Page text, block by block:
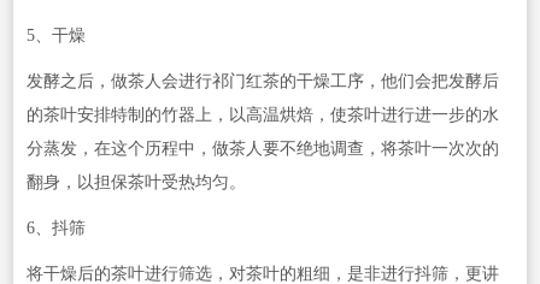
5、干燥
发酵之后，做茶人会进行祁门红茶的干燥工序，他们会把发酵后
的茶叶安排特制的竹器上，以高温烘焙，使茶叶进行进一步的水
分蒸发，在这个历程中，做茶人要不绝地调查，将茶叶一次次的
翻身，以担保茶叶受热均匀。
6、抖筛
将干燥后的茶叶进行筛选，对茶叶的粗细，是非进行抖筛，更讲